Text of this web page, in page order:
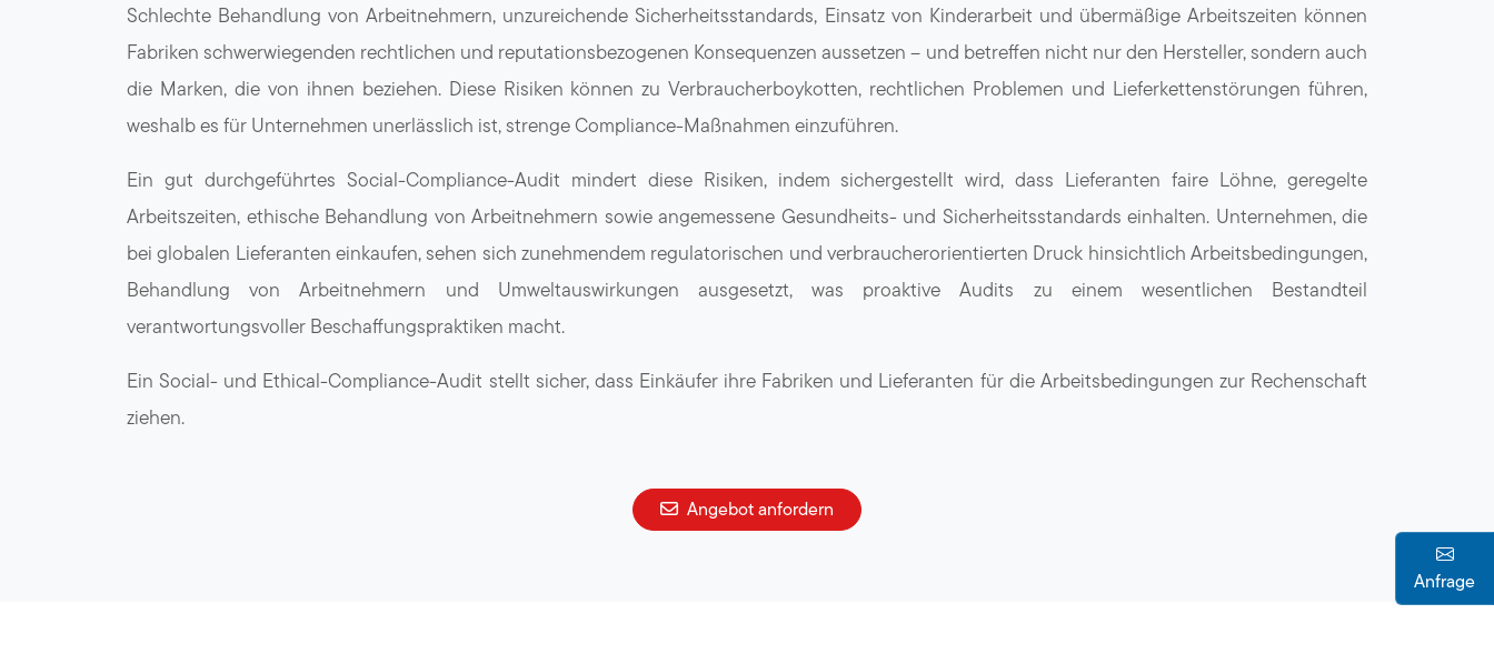
Schlechte Behandlung von Arbeitnehmern, unzureichende Sicherheitsstandards, Einsatz von Kinderarbeit und übermäßige Arbeitszeiten können
Fabriken schwerwiegenden rechtlichen und reputationsbezogenen Konsequenzen aussetzen – und betreffen nicht nur den Hersteller, sondern auch
die Marken, die von ihnen beziehen. Diese Risiken können zu Verbraucherboykotten, rechtlichen Problemen und Lieferkettenstörungen führen,
weshalb es für Unternehmen unerlässlich ist, strenge Compliance-Maßnahmen einzuführen.
Ein gut durchgeführtes Social-Compliance-Audit mindert diese Risiken, indem sichergestellt wird, dass Lieferanten faire Löhne, geregelte
Arbeitszeiten, ethische Behandlung von Arbeitnehmern sowie angemessene Gesundheits- und Sicherheitsstandards einhalten. Unternehmen, die
bei globalen Lieferanten einkaufen, sehen sich zunehmendem regulatorischen und verbraucherorientierten Druck hinsichtlich Arbeitsbedingungen,
Behandlung von Arbeitnehmern und Umweltauswirkungen ausgesetzt, was proaktive Audits zu einem wesentlichen Bestandteil
verantwortungsvoller Beschaffungspraktiken macht.
Ein Social- und Ethical-Compliance-Audit stellt sicher, dass Einkäufer ihre Fabriken und Lieferanten für die Arbeitsbedingungen zur Rechenschaft
ziehen.
Angebot anfordern
Anfrage